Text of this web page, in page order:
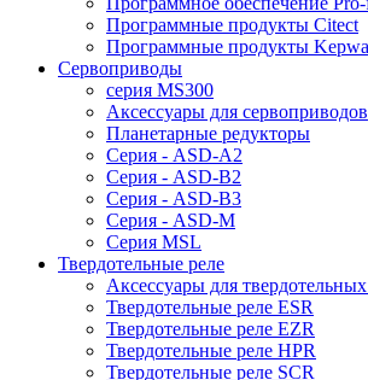
Программные продукты Citect
Программные продукты
Сервоприводы
серия MS300
Аксессуары для сервоприводов
Планетарные редукторы
Серия - ASD-A2
Серия - ASD-B2
Серия - ASD-B3
Серия - ASD-M
Серия MSL
Твердотельные реле
Аксессуары для
Твердотельные реле ESR
Твердотельные реле EZR
Твердотельные реле HPR
Твердотельные реле SCR